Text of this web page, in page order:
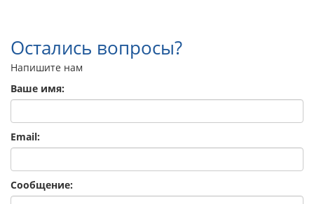
Остались вопросы?
Напишите нам
Ваше имя:
Email:
Сообщение: